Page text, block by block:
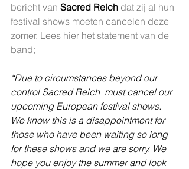
bericht van Sacred Reich dat zij al hun
festival shows moeten cancelen deze
zomer. Lees hier het statement van de
band;
“Due to circumstances beyond our
control Sacred Reich  must cancel our
upcoming European festival shows.
We know this is a disappointment for
those who have been waiting so long
for these shows and we are sorry. We
hope you enjoy the summer and look